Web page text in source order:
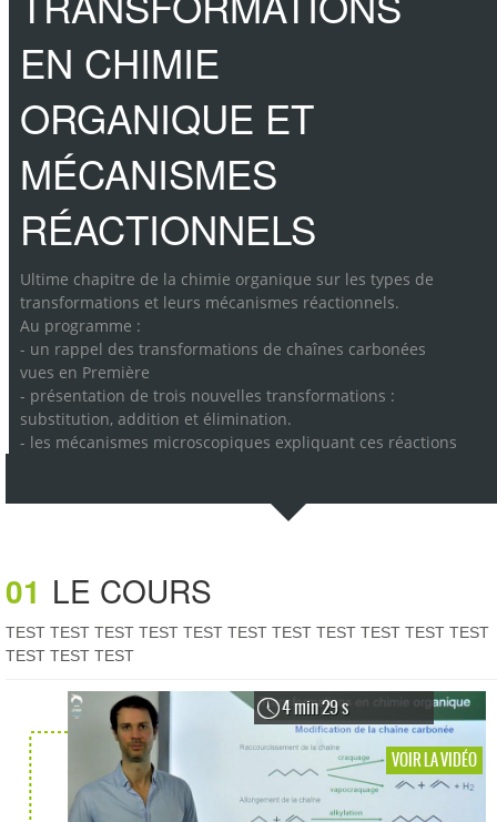
EN CHIMIE
ORGANIQUE ET
MÉCANISMES
RÉACTIONNELS
Ultime chapitre de la chimie organique sur les types de
transformations et leurs mécanismes réactionnels.
Au programme :
- un rappel des transformations de chaînes carbonées
vues en Première
- présentation de trois nouvelles transformations :
substitution, addition et élimination.
- les mécanismes microscopiques expliquant ces réactions
01 LE COURS
TEST TEST TEST TEST TEST TEST TEST TEST TEST TEST TEST
TEST TEST TEST
4 min 29 s
VOIR LA VIDÉO